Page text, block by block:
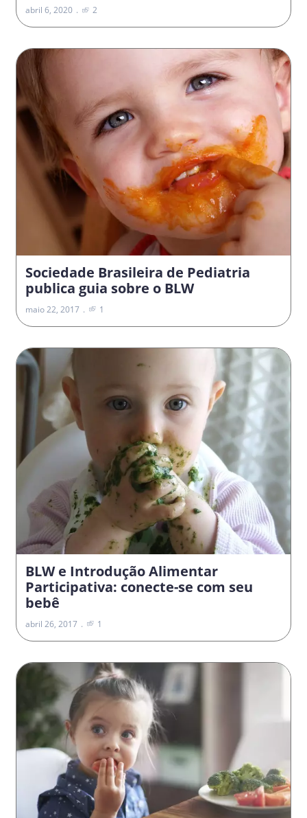
abril 6, 2020 2
Sociedade Brasileira de Pediatria
publica guia sobre o BLW
maio 22, 2017 1
BLW e Introdução Alimentar
Participativa: conecte-se com seu
bebê
abril 26, 2017 1